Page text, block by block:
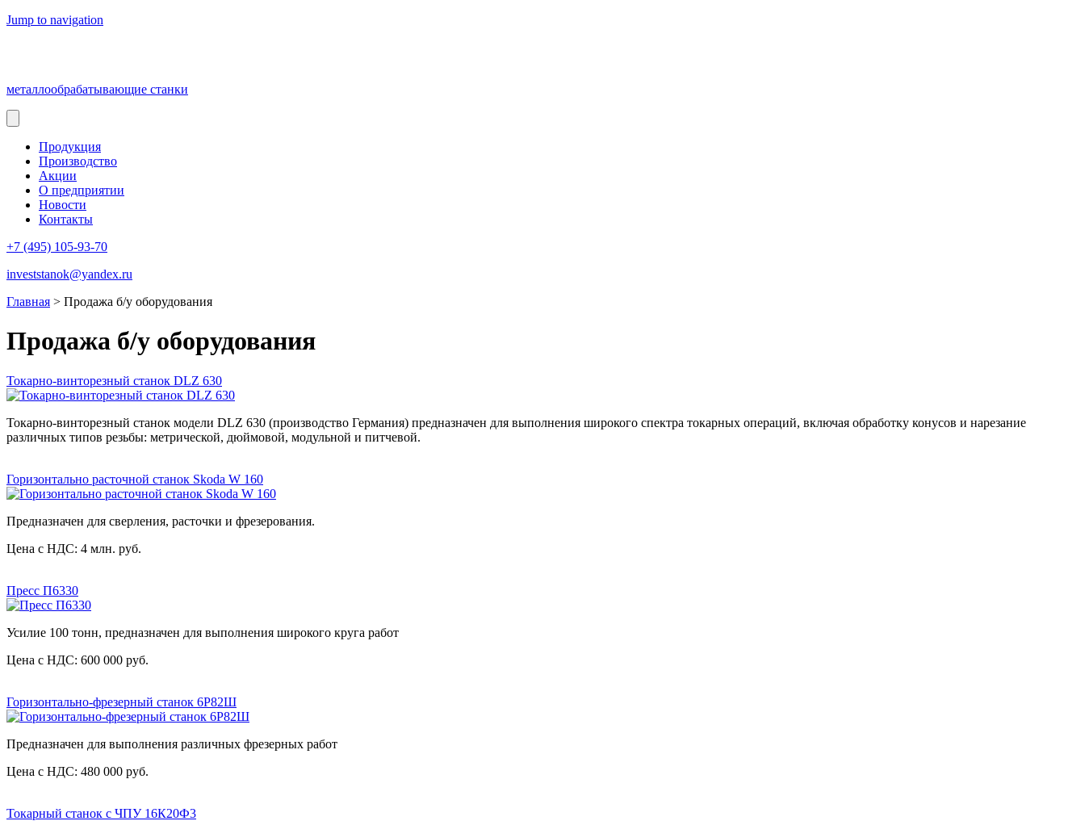
Jump to navigation
металлообрабатывающие станки
Продукция
Производство
Акции
О предприятии
Новости
Контакты
+7 (495) 105-93-70
investstanok@yandex.ru
Главная > Продажа б/у оборудования
Продажа б/у оборудования
Токарно-винторезный станок DLZ 630
Токарно-винторезный станок модели DLZ 630 (производство Германия) предназначен для выполнения широкого спектра токарных операций, включая обработку конусов и нарезание
различных типов резьбы: метрической, дюймовой, модульной и питчевой.
Горизонтально расточной станок Skoda W 160
Предназначен для сверления, расточки и фрезерования.
Цена с НДС: 4 млн. руб.
Пресс П6330
Усилие 100 тонн, предназначен для выполнения широкого круга работ
Цена с НДС: 600 000 руб.
Горизонтально-фрезерный станок 6Р82Ш
Предназначен для выполнения различных фрезерных работ
Цена с НДС: 480 000 руб.
Токарный станок с ЧПУ 16К20Ф3